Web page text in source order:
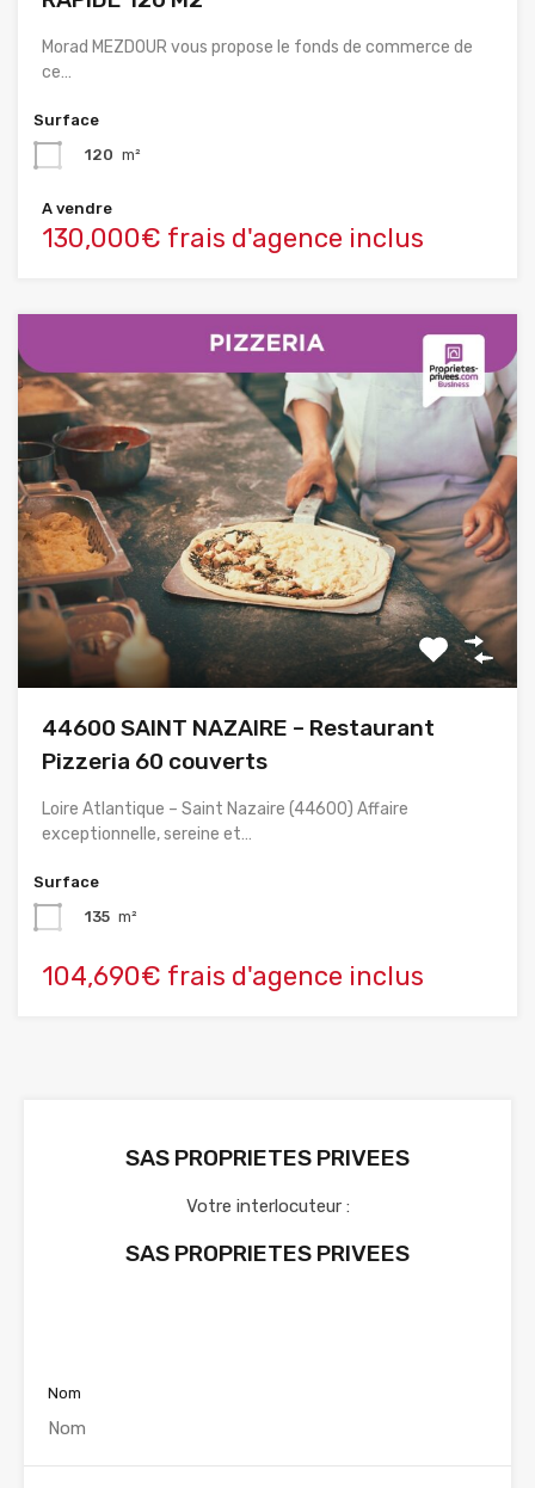
Morad MEZDOUR vous propose le fonds de commerce de
ce…
Surface
120 m²
A vendre
130,000€ frais d'agence inclus
44600 SAINT NAZAIRE – Restaurant
Pizzeria 60 couverts
Loire Atlantique – Saint Nazaire (44600) Affaire
exceptionnelle, sereine et…
Surface
135 m²
104,690€ frais d'agence inclus
SAS PROPRIETES PRIVEES
Votre interlocuteur :
SAS PROPRIETES PRIVEES
Nom